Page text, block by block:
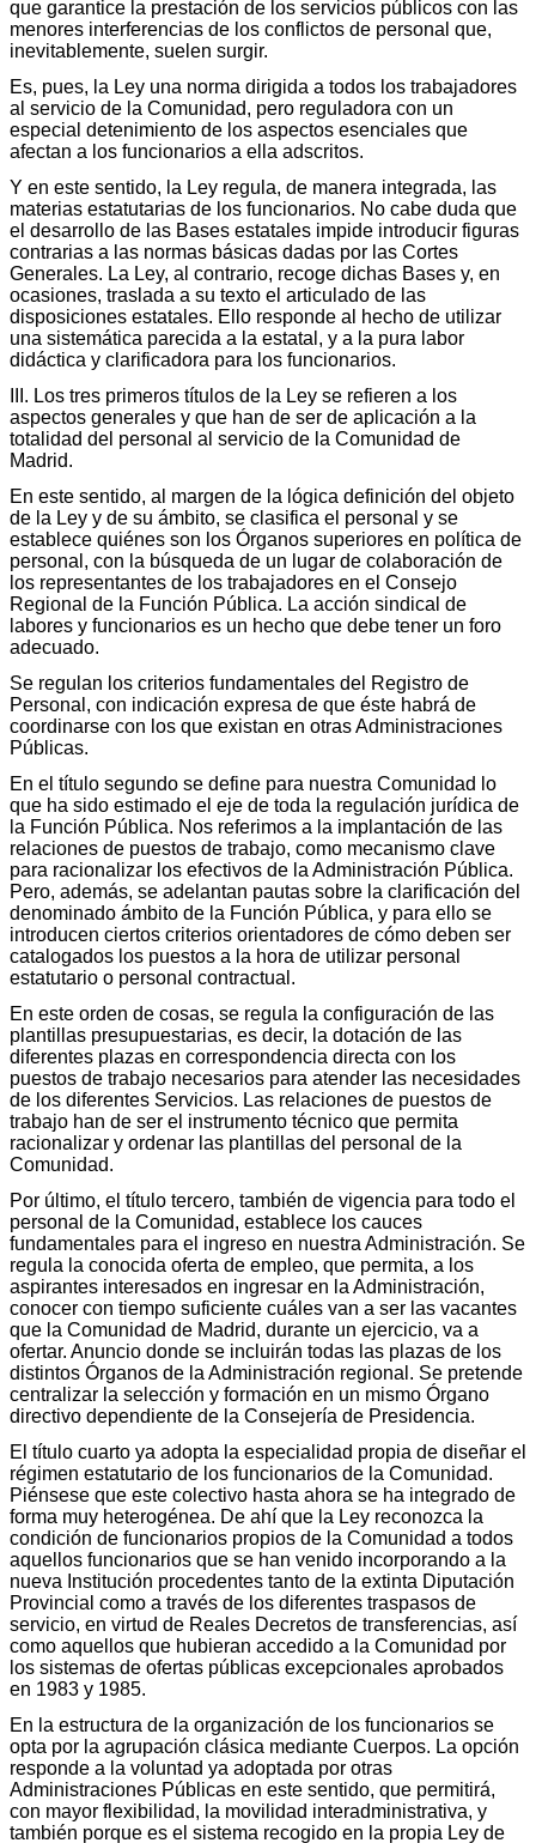
que garantice la prestación de los servicios públicos con las
menores interferencias de los conflictos de personal que,
inevitablemente, suelen surgir.
Es, pues, la Ley una norma dirigida a todos los trabajadores
al servicio de la Comunidad, pero reguladora con un
especial detenimiento de los aspectos esenciales que
afectan a los funcionarios a ella adscritos.
Y en este sentido, la Ley regula, de manera integrada, las
materias estatutarias de los funcionarios. No cabe duda que
el desarrollo de las Bases estatales impide introducir figuras
contrarias a las normas básicas dadas por las Cortes
Generales. La Ley, al contrario, recoge dichas Bases y, en
ocasiones, traslada a su texto el articulado de las
disposiciones estatales. Ello responde al hecho de utilizar
una sistemática parecida a la estatal, y a la pura labor
didáctica y clarificadora para los funcionarios.
III. Los tres primeros títulos de la Ley se refieren a los
aspectos generales y que han de ser de aplicación a la
totalidad del personal al servicio de la Comunidad de
Madrid.
En este sentido, al margen de la lógica definición del objeto
de la Ley y de su ámbito, se clasifica el personal y se
establece quiénes son los Órganos superiores en política de
personal, con la búsqueda de un lugar de colaboración de
los representantes de los trabajadores en el Consejo
Regional de la Función Pública. La acción sindical de
labores y funcionarios es un hecho que debe tener un foro
adecuado.
Se regulan los criterios fundamentales del Registro de
Personal, con indicación expresa de que éste habrá de
coordinarse con los que existan en otras Administraciones
Públicas.
En el título segundo se define para nuestra Comunidad lo
que ha sido estimado el eje de toda la regulación jurídica de
la Función Pública. Nos referimos a la implantación de las
relaciones de puestos de trabajo, como mecanismo clave
para racionalizar los efectivos de la Administración Pública.
Pero, además, se adelantan pautas sobre la clarificación del
denominado ámbito de la Función Pública, y para ello se
introducen ciertos criterios orientadores de cómo deben ser
catalogados los puestos a la hora de utilizar personal
estatutario o personal contractual.
En este orden de cosas, se regula la configuración de las
plantillas presupuestarias, es decir, la dotación de las
diferentes plazas en correspondencia directa con los
puestos de trabajo necesarios para atender las necesidades
de los diferentes Servicios. Las relaciones de puestos de
trabajo han de ser el instrumento técnico que permita
racionalizar y ordenar las plantillas del personal de la
Comunidad.
Por último, el título tercero, también de vigencia para todo el
personal de la Comunidad, establece los cauces
fundamentales para el ingreso en nuestra Administración. Se
regula la conocida oferta de empleo, que permita, a los
aspirantes interesados en ingresar en la Administración,
conocer con tiempo suficiente cuáles van a ser las vacantes
que la Comunidad de Madrid, durante un ejercicio, va a
ofertar. Anuncio donde se incluirán todas las plazas de los
distintos Órganos de la Administración regional. Se pretende
centralizar la selección y formación en un mismo Órgano
directivo dependiente de la Consejería de Presidencia.
El título cuarto ya adopta la especialidad propia de diseñar el
régimen estatutario de los funcionarios de la Comunidad.
Piénsese que este colectivo hasta ahora se ha integrado de
forma muy heterogénea. De ahí que la Ley reconozca la
condición de funcionarios propios de la Comunidad a todos
aquellos funcionarios que se han venido incorporando a la
nueva Institución procedentes tanto de la extinta Diputación
Provincial como a través de los diferentes traspasos de
servicio, en virtud de Reales Decretos de transferencias, así
como aquellos que hubieran accedido a la Comunidad por
los sistemas de ofertas públicas excepcionales aprobados
en 1983 y 1985.
En la estructura de la organización de los funcionarios se
opta por la agrupación clásica mediante Cuerpos. La opción
responde a la voluntad ya adoptada por otras
Administraciones Públicas en este sentido, que permitirá,
con mayor flexibilidad, la movilidad interadministrativa, y
también porque es el sistema recogido en la propia Ley de